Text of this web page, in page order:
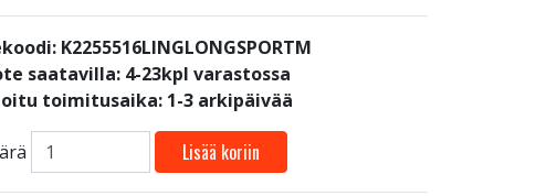
K2255516LINGLONGSPORTM
saatavilla: 4-23kpl varastossa
toimitusaika: 1-3 arkipäivää
Lisää koriin